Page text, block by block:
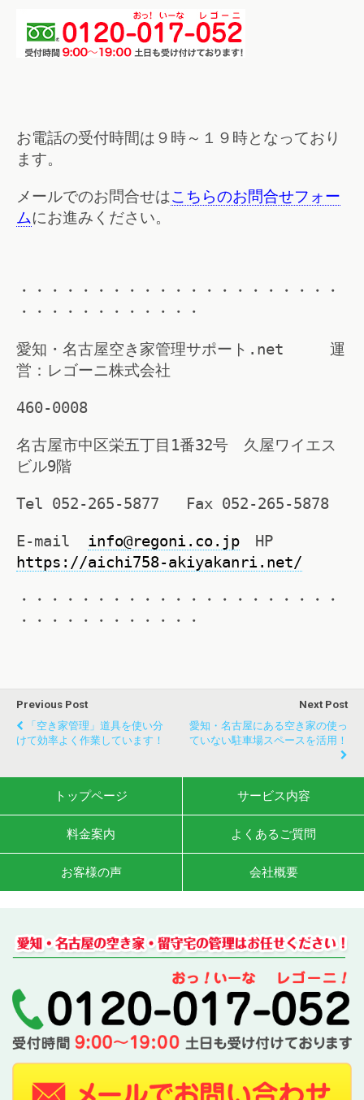
お電話の受付時間は９時～１９時となっており
ます。
メールでのお問合せはこちらのお問合せフォー
ムにお進みください。
・・・・・・・・・・・・・・・・・・・・・
・・・・・・・・・・・・
愛知・名古屋空き家管理サポート.net 運
営：レゴーニ株式会社
460-0008
名古屋市中区栄五丁目1番32号 久屋ワイエス
ビル9階
Tel 052-265-5877 Fax 052-265-5878
E-mail info@regoni.co.jp HP
https://aichi758-akiyakanri.net/
・・・・・・・・・・・・・・・・・・・・・
・・・・・・・・・・・・
Previous Post
「空き家管理」道具を使い分
けて効率よく作業しています！
Next Post
愛知・名古屋にある空き家の使っ
ていない駐車場スペースを活用！
トップページ サービス内容
料金案内 よくあるご質問
お客様の声 会社概要